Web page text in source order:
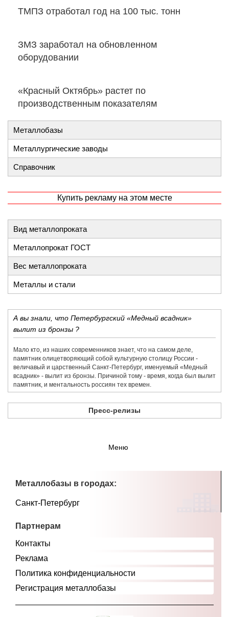
ТМПЗ отработал год на 100 тыс. тонн
ЗМЗ заработал на обновленном
оборудовании
«Красный Октябрь» растет по
производственным показателям
Металлобазы
Металлургические заводы
Справочник
Купить рекламу на этом месте
Вид металлопроката
Металлопрокат ГОСТ
Вес металлопроката
Металлы и стали
А вы знали, что Петербургский «Медный всадник»
вылит из бронзы ?
Мало кто, из наших современников знает, что на самом деле,
памятник олицетворяющий собой культурную столицу России -
величавый и царственный Санкт-Петербург, именуемый «Медный
всадник» - вылит из бронзы. Причиной тому - время, когда был вылит
памятник, и ментальность россиян тех времен.
Пресс-релизы
Меню
Металлобазы в городах:
Санкт-Петербург
Партнерам
Контакты
Реклама
Политика конфиденциальности
Регистрация металлобазы